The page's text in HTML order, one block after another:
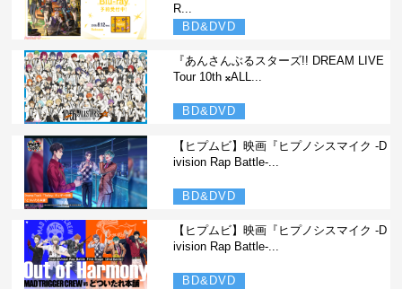
R...
BD&DVD
『あんさんぶるスターズ!! DREAM LIVE
Tour 10th 𝄪ALL...
BD&DVD
【ヒプムビ】映画『ヒプノシスマイク -D
ivision Rap Battle-...
BD&DVD
【ヒプムビ】映画『ヒプノシスマイク -D
ivision Rap Battle-...
BD&DVD